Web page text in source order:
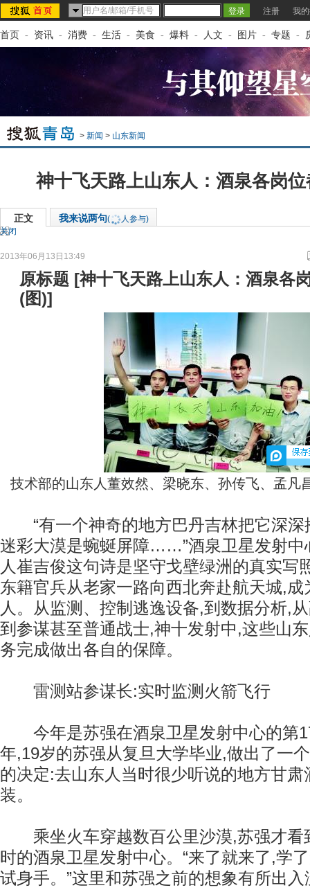
注册 我
首页 - 资讯 - 消费 - 生活 - 美食 - 爆料 - 人文 - 图片 - 专题 -
> 新闻 > 山东新闻
神十飞天路上山东人：酒泉各岗
正文 我来说两句(
人参与)
关闭
2013年06月13日13:49
来源：胶东在线
原标题 [神十飞天路上山东人：酒泉各
(图)]
技术部的山东人董效然、梁晓东、孙传飞、孟凡
“有一个神奇的地方巴丹吉林把它深深
迷彩大漠是蜿蜒屏障……”酒泉卫星发射中
人崔吉俊这句诗是坚守戈壁绿洲的真实写
东籍官兵从老家一路向西北奔赴航天城,
人。从监测、控制逃逸设备,到数据分析,
到参谋甚至普通战士,神十发射中,这些山
务完成做出各自的保障。
雷测站参谋长:实时监测火箭飞行
今年是苏强在酒泉卫星发射中心的第
年,19岁的苏强从复旦大学毕业,做出了一
的决定:去山东人当时很少听说的地方甘
装。
乘坐火车穿越数百公里沙漠,苏强才看
时的酒泉卫星发射中心。“来了就来了,学
试身手。”这里和苏强之前的想象有所出